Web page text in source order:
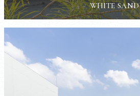
WHITE SAND